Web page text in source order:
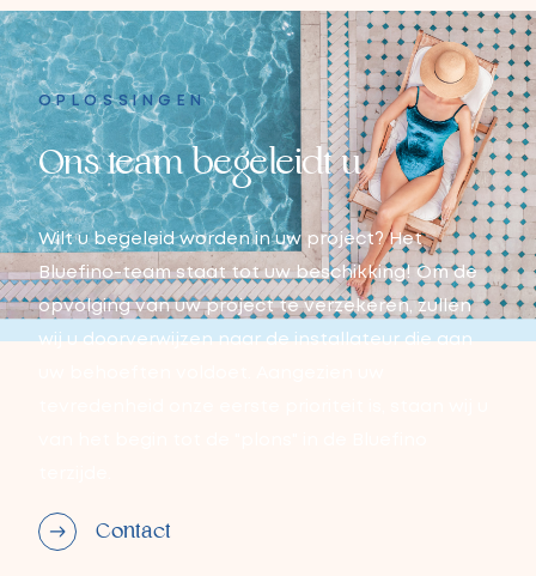
OPLOSSINGEN
Ons team begeleidt u
Wilt u begeleid worden in uw project? Het
Bluefino-team staat tot uw beschikking! Om de
opvolging van uw project te verzekeren, zullen
wij u doorverwijzen naar de installateur die aan
Contact